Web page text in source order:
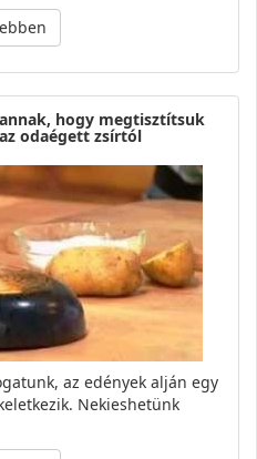
hogy megtisztítsuk
odaégett zsírtól
az edények alján egy
Nekieshetünk